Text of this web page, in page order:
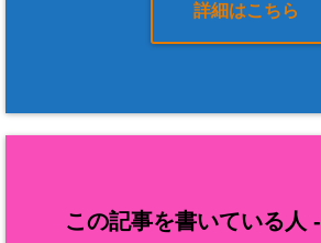
詳細はこちら
この記事を書いている人 -